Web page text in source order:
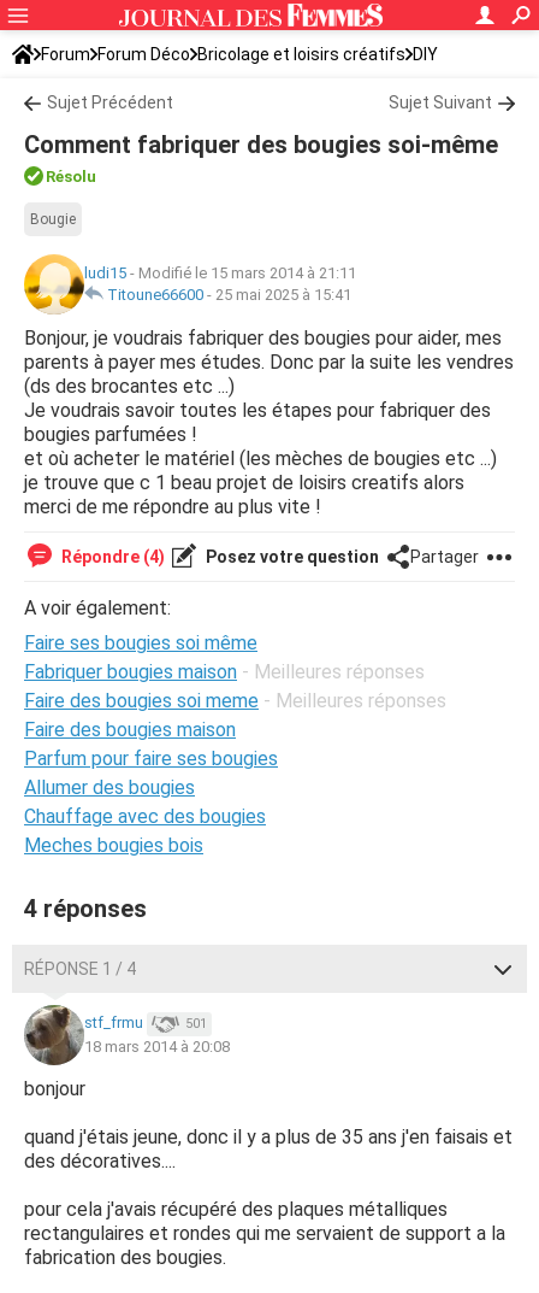
Forum Forum Déco Bricolage et loisirs créatifs DIY
Sujet Précédent Sujet Suivant
Comment fabriquer des bougies soi-même
Résolu
Bougie
ludi15 - Modifié le 15 mars 2014 à 21:11
Titoune66600 - 25 mai 2025 à 15:41
Bonjour, je voudrais fabriquer des bougies pour aider, mes
parents à payer mes études. Donc par la suite les vendres
(ds des brocantes etc ...)
Je voudrais savoir toutes les étapes pour fabriquer des
bougies parfumées !
et où acheter le matériel (les mèches de bougies etc ...)
je trouve que c 1 beau projet de loisirs creatifs alors
merci de me répondre au plus vite !
Répondre (4) Posez votre question Partager
A voir également:
Faire ses bougies soi même
Fabriquer bougies maison - Meilleures réponses
Faire des bougies soi meme - Meilleures réponses
Faire des bougies maison
Parfum pour faire ses bougies
Allumer des bougies
Chauffage avec des bougies
Meches bougies bois
4 réponses
RÉPONSE 1 / 4
stf_frmu 501
18 mars 2014 à 20:08
bonjour
quand j'étais jeune, donc il y a plus de 35 ans j'en faisais et
des décoratives....
pour cela j'avais récupéré des plaques métalliques
rectangulaires et rondes qui me servaient de support a la
fabrication des bougies.